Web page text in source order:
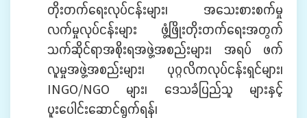
တိုးတက်ရေးလုပ်ငန်းများ၊ အသေးစားစက်မှု
လက်မှုလုပ်ငန်းများ ဖွံ့ဖြိုးတိုးတက်ရေးအတွက်
သက်ဆိုင်ရာအစိုးရအဖွဲ့အစည်းများ၊ အရပ် ဖက်
လူမှုအဖွဲ့အစည်းများ၊ ပုဂ္ဂလိကလုပ်ငန်းရှင်များ၊
INGO/NGO များ၊ ဒေသခံပြည်သူ များနှင့်
ပူးပေါင်းဆောင်ရွက်ရန်၊